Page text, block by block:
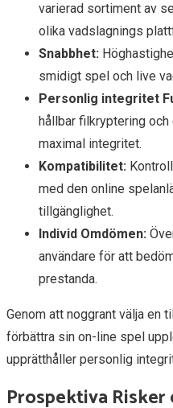
varierad sortiment av
olika vadslagnings
Snabbhet:
smidigt spel och live
Personlig integritet
hållbar filkryptering
maximal integritet.
Kompatibilitet:
med den online
tillgänglighet.
Individ Omdömen:
användare för att
prestanda.
Genom att noggrant välja en
förbättra sin on-line spel
upprätthåller personlig
Prospektiva Risker